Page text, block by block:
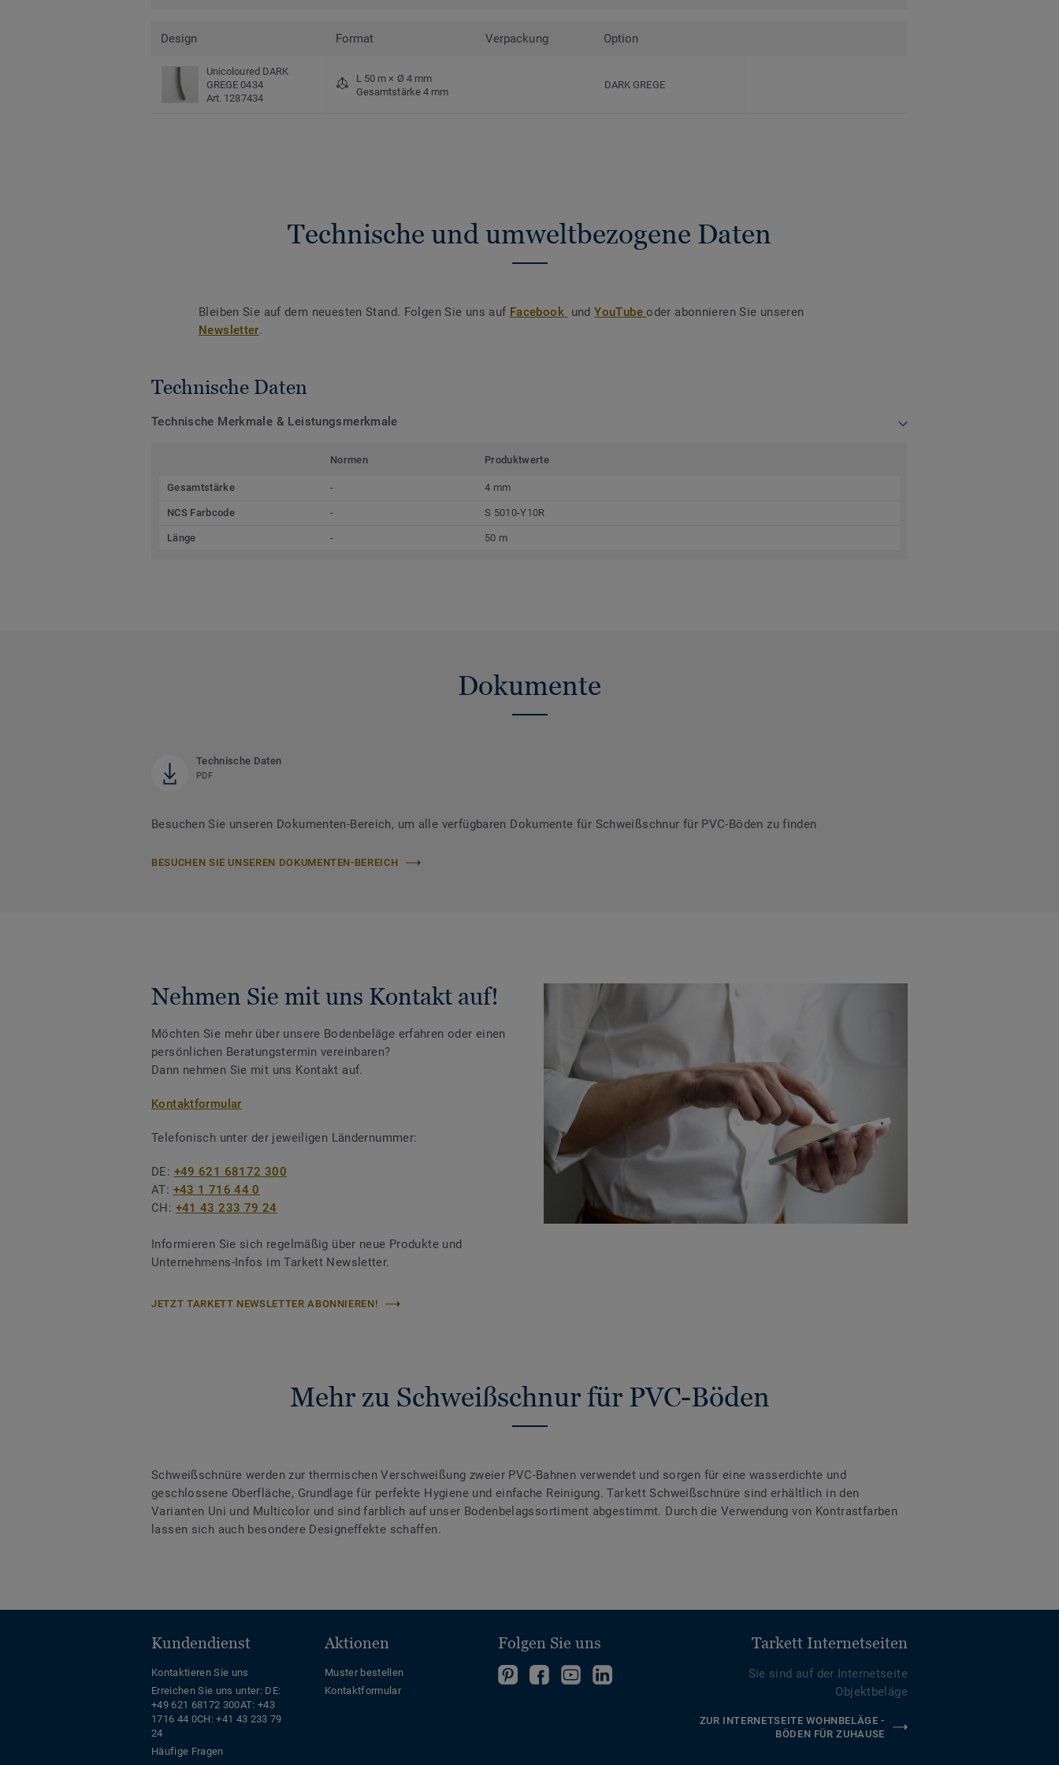
Design Format Verpackung Option
Unicoloured DARK
GREGE 0434
Art. 1287434
L 50 m × Ø 4 mm
Gesamtstärke 4 mm
DARK GREGE
Technische und umweltbezogene Daten
Bleiben Sie auf dem neuesten Stand. Folgen Sie uns auf Facebook undYouTubeoder abonnieren Sie unseren
Newsletter.
Technische Daten
Technische Merkmale & Leistungsmerkmale
Normen Produktwerte
Gesamtstärke - 4 mm
NCS Farbcode - S 5010-Y10R
Länge - 50 m
Dokumente
Technische Daten
PDF
Besuchen Sie unseren Dokumenten-Bereich, um alle verfügbaren Dokumente für Schweißschnur für PVC-Böden zu finden
BESUCHEN SIE UNSEREN DOKUMENTEN-BEREICH
Nehmen Sie mit uns Kontakt auf!
Möchten Sie mehr über unsere Bodenbeläge erfahren oder einen
persönlichen Beratungstermin vereinbaren?
Dann nehmen Sie mit uns Kontakt auf.
Kontaktformular
Telefonisch unter der jeweiligen Ländernummer:
DE: +49 621 68172 300
AT: +43 1 716 44 0
CH: +41 43 233 79 24
Informieren Sie sich regelmäßig über neue Produkte und
Unternehmens-Infos im Tarkett Newsletter.
JETZT TARKETT NEWSLETTER ABONNIEREN!
Mehr zu Schweißschnur für PVC-Böden
Schweißschnüre werden zur thermischen Verschweißung zweier PVC-Bahnen verwendet und sorgen für eine wasserdichte und
geschlossene Oberfläche, Grundlage für perfekte Hygiene und einfache Reinigung. Tarkett Schweißschnüre sind erhältlich in den
Varianten Uni und Multicolor und sind farblich auf unser Bodenbelagssortiment abgestimmt. Durch die Verwendung von Kontrastfarben
lassen sich auch besondere Designeffekte schaffen.
Kundendienst
Kontaktieren Sie uns
Erreichen Sie uns unter: DE:
+49 621 68172 300AT: +43
1716 44 0CH: +41 43 233 79
24
Häufige Fragen
Aktionen
Muster bestellen
Kontaktformular
Folgen Sie uns
FolgenFolgenFolgeFolgen
Tarkett Internetseiten
Sie sind auf der Internetseite
Objektbeläge
ZUR INTERNETSEITE WOHNBELÄGE -
BÖDEN FÜR ZUHAUSE